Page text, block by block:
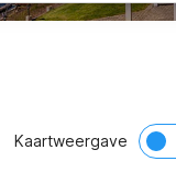
Kaartweergave